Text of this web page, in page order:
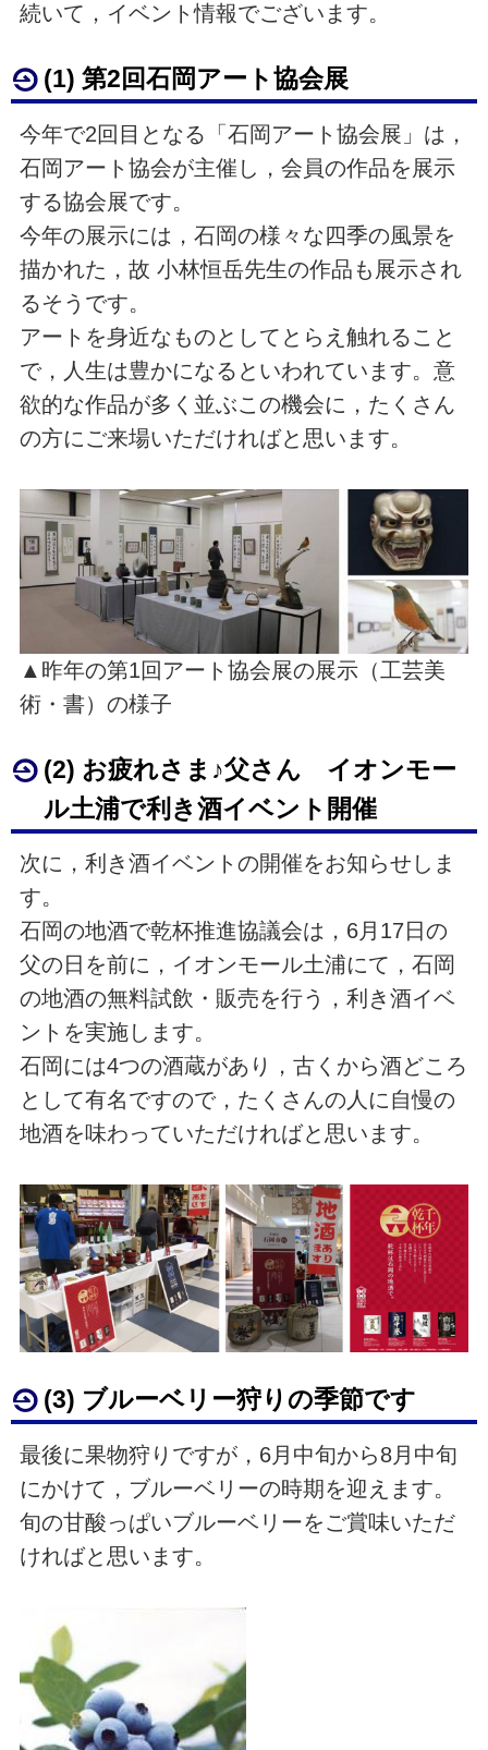
続いて，イベント情報でございます。
(1) 第2回石岡アート協会展
今年で2回目となる「石岡アート協会展」は，
石岡アート協会が主催し，会員の作品を展示
する協会展です。
今年の展示には，石岡の様々な四季の風景を
描かれた，故 小林恒岳先生の作品も展示され
るそうです。
アートを身近なものとしてとらえ触れること
で，人生は豊かになるといわれています。意
欲的な作品が多く並ぶこの機会に，たくさん
の方にご来場いただければと思います。
▲昨年の第1回アート協会展の展示（工芸美
術・書）の様子
(2) お疲れさま♪父さん イオンモー
ル土浦で利き酒イベント開催
次に，利き酒イベントの開催をお知らせしま
す。
石岡の地酒で乾杯推進協議会は，6月17日の
父の日を前に，イオンモール土浦にて，石岡
の地酒の無料試飲・販売を行う，利き酒イベ
ントを実施します。
石岡には4つの酒蔵があり，古くから酒どころ
として有名ですので，たくさんの人に自慢の
地酒を味わっていただければと思います。
(3) ブルーベリー狩りの季節です
最後に果物狩りですが，6月中旬から8月中旬
にかけて，ブルーベリーの時期を迎えます。
旬の甘酸っぱいブルーベリーをご賞味いただ
ければと思います。